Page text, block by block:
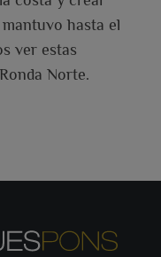
hasta el
ver estas
Norte.